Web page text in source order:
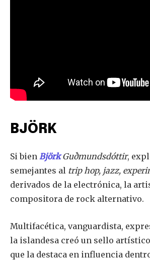
BJÖRK
Si bien Björk Guðmundsdóttir,
semejantes al trip hop, jazz,
derivados de la electrónica, la
compositora de rock alternativo.
Multifacética, vanguardista,
la islandesa creó un sello
que la destaca en influencia